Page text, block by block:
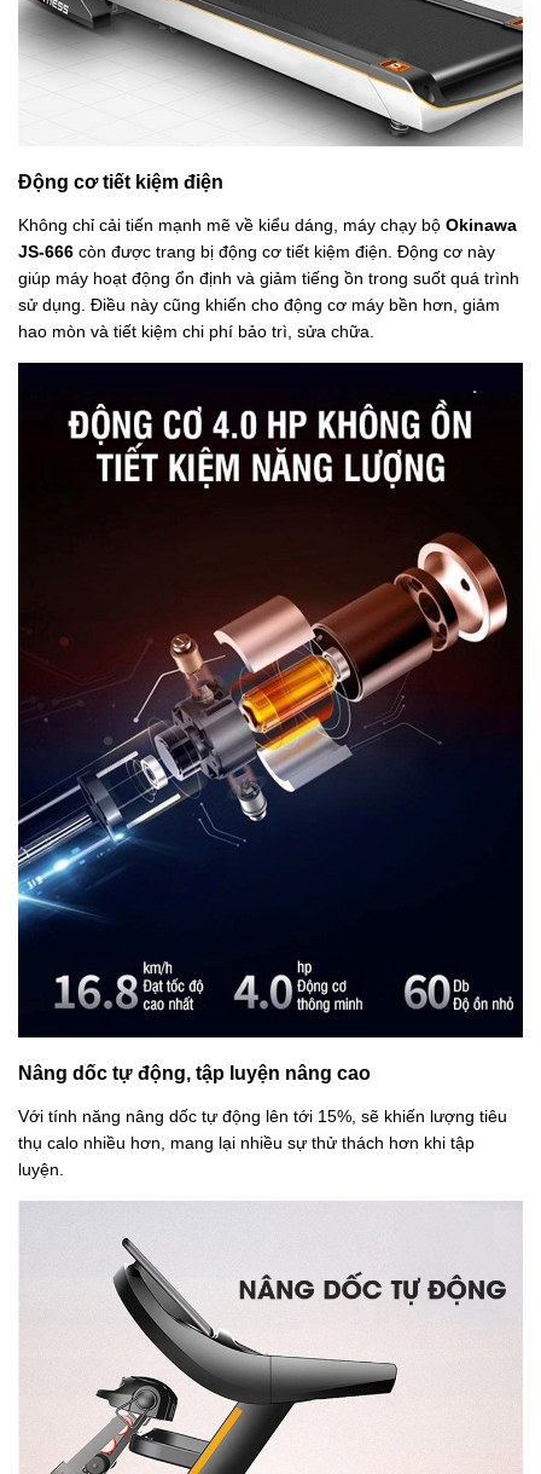
Động cơ tiết kiệm điện
Không chỉ cải tiến mạnh mẽ về kiểu dáng, máy chạy bộ Okinawa
JS-666 còn được trang bị động cơ tiết kiệm điện. Động cơ này
giúp máy hoạt động ổn định và giảm tiếng ồn trong suốt quá trình
sử dụng. Điều này cũng khiến cho động cơ máy bền hơn, giảm
hao mòn và tiết kiệm chi phí bảo trì, sửa chữa.
Nâng dốc tự động, tập luyện nâng cao
Với tính năng nâng dốc tự động lên tới 15%, sẽ khiến lượng tiêu
thụ calo nhiều hơn, mang lại nhiều sự thử thách hơn khi tập
luyện.